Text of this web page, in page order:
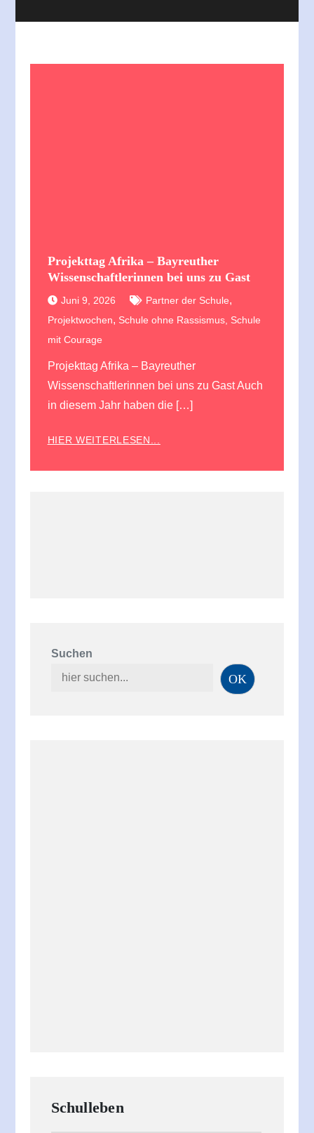
Projekttag Afrika – Bayreuther
Wissenschaftlerinnen bei uns zu Gast
Juni 9, 2026 Partner der Schule,
Projektwochen, Schule ohne Rassismus, Schule
mit Courage
Projekttag Afrika – Bayreuther
Wissenschaftlerinnen bei uns zu Gast Auch
in diesem Jahr haben die […]
HIER WEITERLESEN...
Suchen
OK
Schulleben